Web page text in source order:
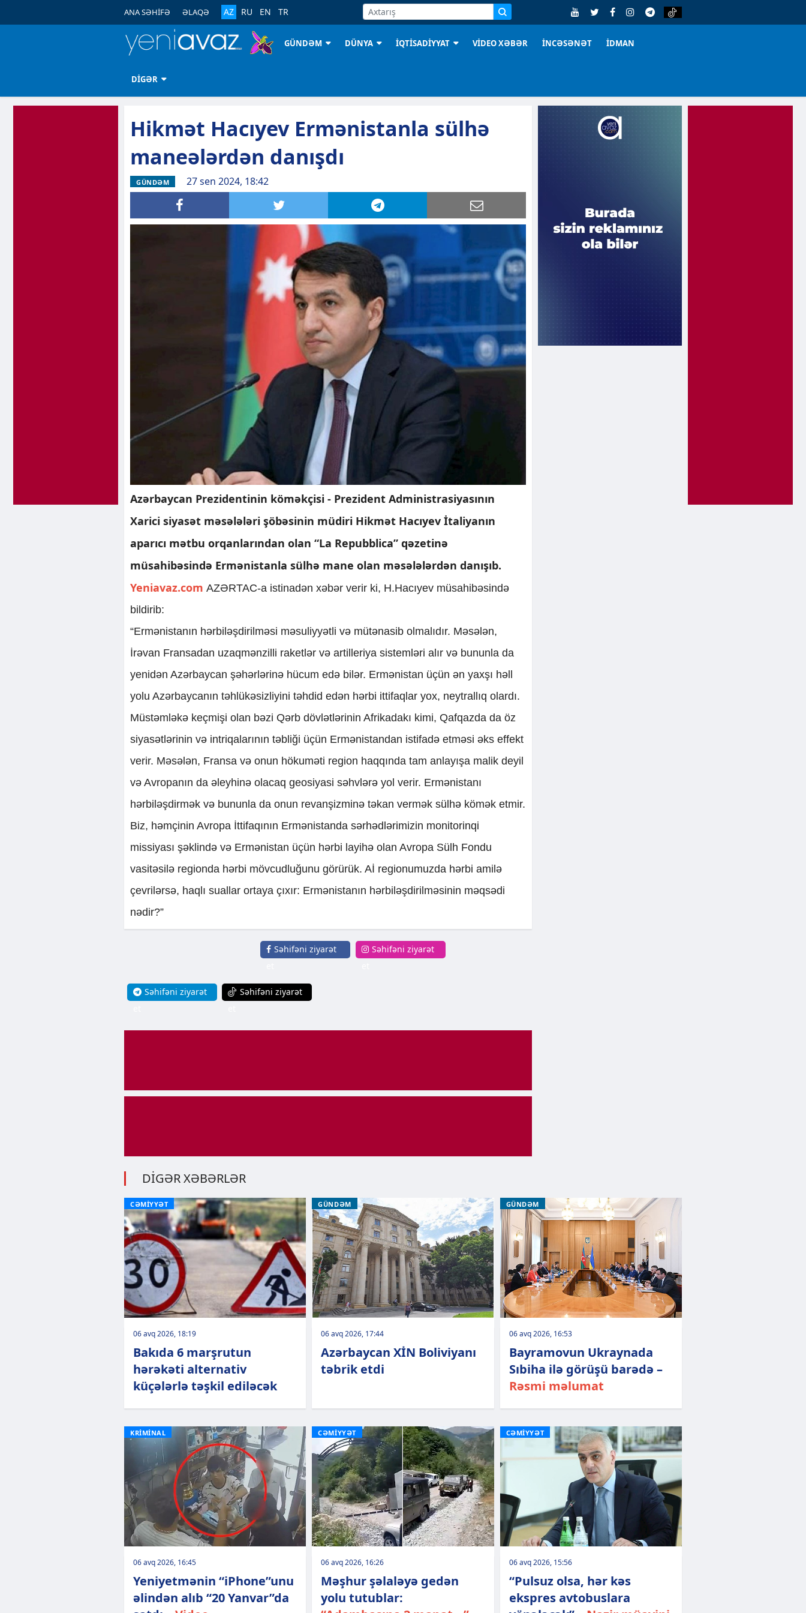
ANA SƏHİFƏ ƏLAQƏ AZ RU EN TR
GÜNDƏM DÜNYA İQTİSADİYYAT VİDEO XƏBƏR İNCƏSƏNƏT İDMAN
DİGƏR
Hikmət Hacıyev Ermənistanla sülhə
maneələrdən danışdı
GÜNDƏM 27 sen 2024, 18:42
Azərbaycan Prezidentinin köməkçisi - Prezident Administrasiyasının
Xarici siyasət məsələləri şöbəsinin müdiri Hikmət Hacıyev İtaliyanın
aparıcı mətbu orqanlarından olan “La Repubblica” qəzetinə
müsahibəsində Ermənistanla sülhə mane olan məsələlərdən danışıb.
Yeniavaz.com AZƏRTAC-a istinadən xəbər verir ki, H.Hacıyev müsahibəsində
bildirib:
“Ermənistanın hərbiləşdirilməsi məsuliyyətli və mütənasib olmalıdır. Məsələn,
İrəvan Fransadan uzaqmənzilli raketlər və artilleriya sistemləri alır və bununla da
yenidən Azərbaycan şəhərlərinə hücum edə bilər. Ermənistan üçün ən yaxşı həll
yolu Azərbaycanın təhlükəsizliyini təhdid edən hərbi ittifaqlar yox, neytrallıq olardı.
Müstəmləkə keçmişi olan bəzi Qərb dövlətlərinin Afrikadakı kimi, Qafqazda da öz
siyasətlərinin və intriqalarının təbliği üçün Ermənistandan istifadə etməsi əks effekt
verir. Məsələn, Fransa və onun hökuməti region haqqında tam anlayışa malik deyil
və Avropanın da əleyhinə olacaq geosiyasi səhvlərə yol verir. Ermənistanı
hərbiləşdirmək və bununla da onun revanşizminə təkan vermək sülhə kömək etmir.
Biz, həmçinin Avropa İttifaqının Ermənistanda sərhədlərimizin monitorinqi
missiyası şəklində və Ermənistan üçün hərbi layihə olan Avropa Sülh Fondu
vasitəsilə regionda hərbi mövcudluğunu görürük. Aİ regionumuzda hərbi amilə
çevrilərsə, haqlı suallar ortaya çıxır: Ermənistanın hərbiləşdirilməsinin məqsədi
nədir?”
Səhifəni ziyarət
Səhifəni ziyarət
Səhifəni ziyarət
Səhifəni ziyarət
DİGƏR XƏBƏRLƏR
CƏMİYYƏT
06 avq 2026, 18:19
Bakıda 6 marşrutun
hərəkəti alternativ
küçələrlə təşkil ediləcək
GÜNDƏM
06 avq 2026, 17:44
Azərbaycan XİN Boliviyanı
təbrik etdi
GÜNDƏM
06 avq 2026, 16:53
Bayramovun Ukraynada
Sıbiha ilə görüşü barədə –
Rəsmi məlumat
KRİMİNAL
06 avq 2026, 16:45
Yeniyetmənin “iPhone”unu
əlindən alıb “20 Yanvar”da
CƏMİYYƏT
06 avq 2026, 16:26
Məşhur şəlaləyə gedən
yolu tutublar:
CƏMİYYƏT
06 avq 2026, 15:56
“Pulsuz olsa, hər kəs
ekspres avtobuslara